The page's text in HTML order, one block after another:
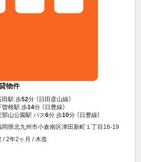
物件
田駅 歩52分 （日田彦山線）
曽根駅 歩14分 （日豊線）
部山公園駅 バス6分 歩10分 （日豊線）
岡県北九州市小倉南区津田新町１丁目16-19
/ 2年2ヶ月 / 木造